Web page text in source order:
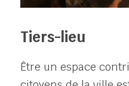
Tiers-lieu
Être un espace